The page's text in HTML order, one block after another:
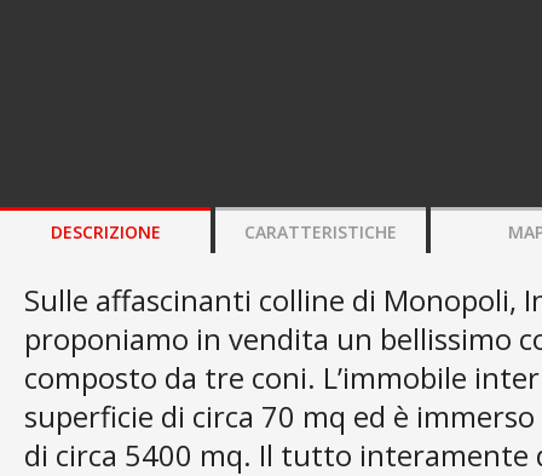
DESCRIZIONE CARATTERISTICHE
Sulle affascinanti colline di Monopoli,
proponiamo in vendita un bellissimo
composto da tre coni. L’immobile
superficie di circa 70 mq ed è
di circa 5400 mq. Il tutto